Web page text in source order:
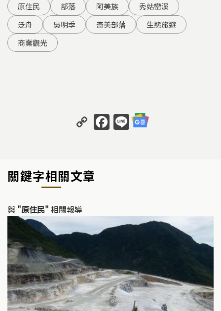
原住民 部落 阿美族
秀姑巒溪
泛舟
吳明季 奇美部落
生態旅遊
商業觀光
C
o
y
Li
k
F
a
o
k
Li
n
關鍵字相關文章
與 "原住民" 相關報導